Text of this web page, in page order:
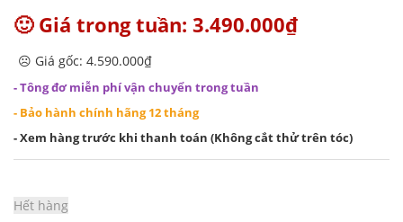
🙂 Giá trong tuần: 3.490.000₫
☹️ Giá gốc: 4.590.000₫
- Tông đơ miễn phí vận chuyển trong tuần
- Bảo hành chính hãng 12 tháng
- Xem hàng trước khi thanh toán (Không cắt thử trên tóc)
Hết hàng